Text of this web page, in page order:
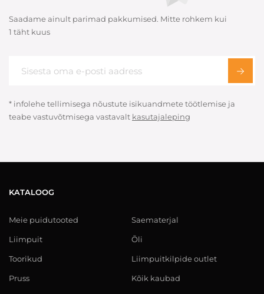
Saadame ainult parimad pakkumised. Mitte rohkem kui
1 täht kuus
* infolehe tellimisega nõustute isikuandmete töötlemise ja
teabe vastuvõtmisega vastavalt kasutajaleping
KATALOOG
Meie puidutooted
Liimpuit
Toorikud
Pruss
Saematerjal
Õli
Liimpuitkilpide outlet
Kõik kaubad